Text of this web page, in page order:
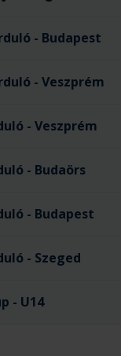
- Budapest
- Veszprém
- Veszprém
- Budaörs
- Budapest
- Szeged
- U14